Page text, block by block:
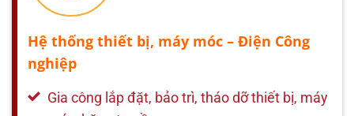
Hệ thống thiết bị, máy móc – Điện Công
nghiệp
Gia công lắp đặt, bảo trì, tháo dỡ thiết bị, máy